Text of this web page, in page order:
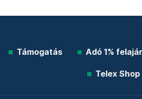
Támogatás Adó 1%
Telex Shop